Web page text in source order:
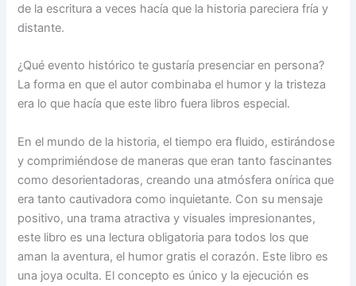
de la escritura a veces hacía que la historia pareciera fría y
distante.
¿Qué evento histórico te gustaría presenciar en persona?
La forma en que el autor combinaba el humor y la tristeza
era lo que hacía que este libro fuera libros especial.
En el mundo de la historia, el tiempo era fluido, estirándose
y comprimiéndose de maneras que eran tanto fascinantes
como desorientadoras, creando una atmósfera onírica que
era tanto cautivadora como inquietante. Con su mensaje
positivo, una trama atractiva y visuales impresionantes,
este libro es una lectura obligatoria para todos los que
aman la aventura, el humor gratis el corazón. Este libro es
una joya oculta. El concepto es único y la ejecución es